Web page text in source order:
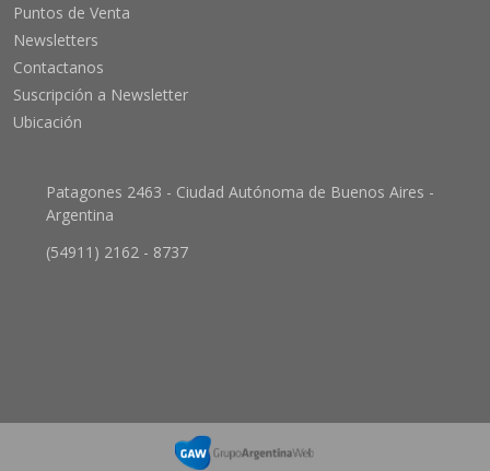
Puntos de Venta
Newsletters
Contactanos
Suscripción a Newsletter
Ubicación
Patagones 2463 - Ciudad Autónoma de Buenos Aires -
Argentina
(54911) 2162 - 8737